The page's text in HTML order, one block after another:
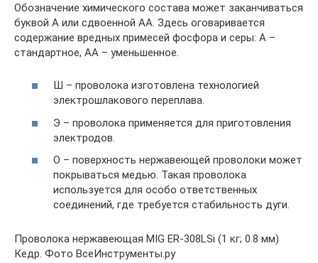
Обозначение химического состава может заканчиваться
буквой А или сдвоенной АА. Здесь оговаривается
содержание вредных примесей фосфора и серы: А –
стандартное, АА – уменьшенное.
Ш – проволока изготовлена технологией
электрошлакового переплава.
Э – проволока применяется для приготовления
электродов.
О – поверхность нержавеющей проволоки может
покрываться медью. Такая проволока
используется для особо ответственных
соединений, где требуется стабильность дуги.
Проволока нержавеющая MIG ER-308LSi (1 кг; 0.8 мм)
Кедр. Фото ВсеИнструменты.ру